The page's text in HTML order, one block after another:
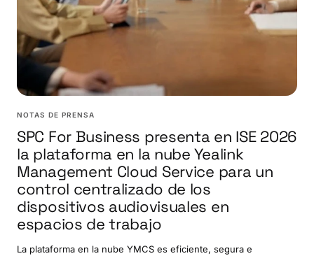
NOTAS DE PRENSA
SPC For Business presenta en ISE 2026
la plataforma en la nube Yealink
Management Cloud Service para un
control centralizado de los
dispositivos audiovisuales en
espacios de trabajo
La plataforma en la nube YMCS es eficiente, segura e